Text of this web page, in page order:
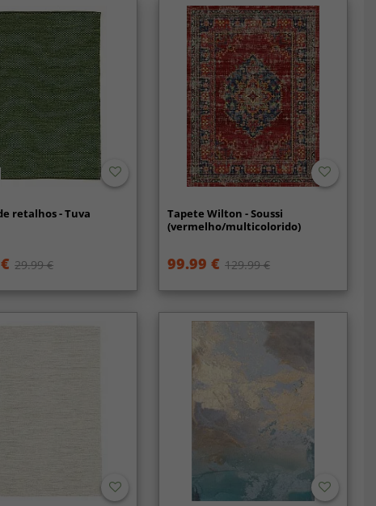
retalhos - Tuva
29.99 €
Tapete Wilton - Soussi
(vermelho/multicolorido)
99.99 € 129.99 €